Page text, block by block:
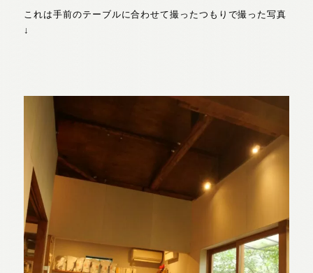
これは手前のテーブルに合わせて撮ったつもりで撮った写真
↓